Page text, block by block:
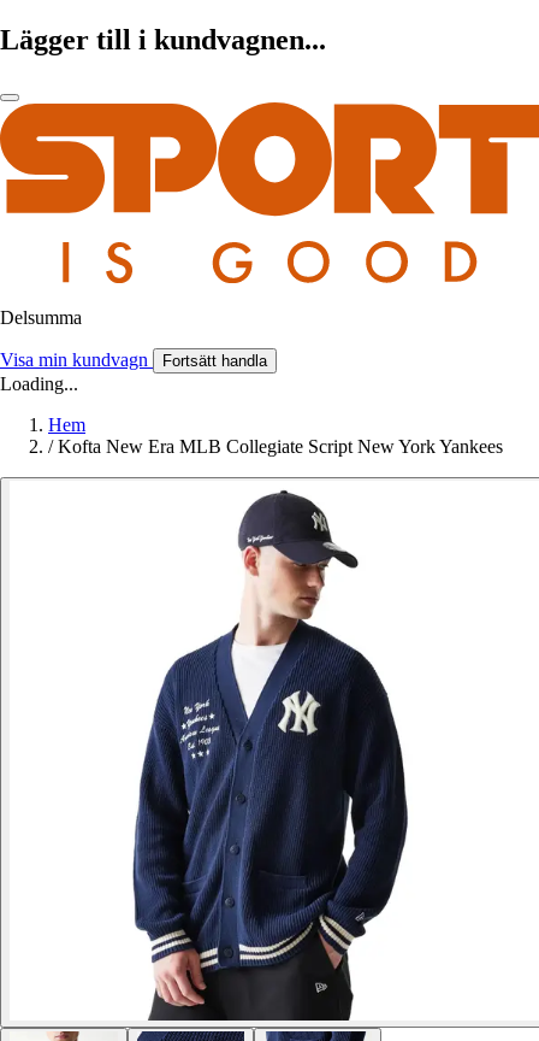
Lägger till i kundvagnen...
Delsumma
Visa min kundvagn Fortsätt handla
Loading...
Hem
/ Kofta New Era MLB Collegiate Script New York Yankees